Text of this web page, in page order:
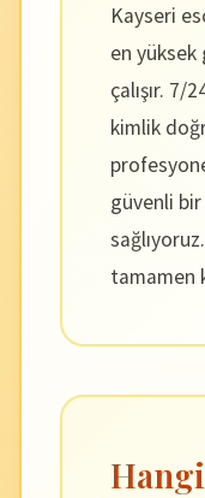
Kayseri
en
çalışır.
kimlik
güvenli
tamamen